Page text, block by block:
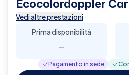
Ecocolordoppler
Vedi altre prestazioni
Prima disponibilità
-
Pagamento in sede